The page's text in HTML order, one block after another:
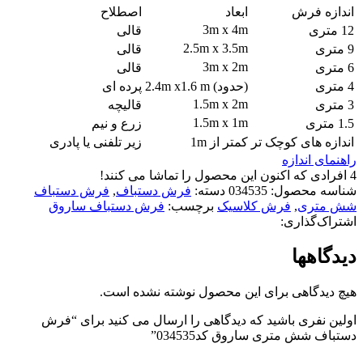
اندازه فرش ابعاد
اصطلاح
12 متری
3m x 4m
قالی
9 متری
2.5m x 3.5m
قالی
6 متری
3m x 2m
قالی
4 متری
(حدود) 2.4m x1.6 m
پرده ای
3 متری
1.5m x 2m
قالیچه
1.5 متری
1.5m x 1m
زرع و نیم
اندازه های کوچک تر کمتر از 1m
زیر تلفنی یا پادری
راهنمای اندازه
4 افرادی که اکنون این محصول را تماشا می کنند!
شناسه محصول: 034535 دسته: فرش دستباف, فرش دستباف
شش متری, فرش کلاسیک برچسب: فرش دستباف ساروق
اشتراک‌گذاری:
دیدگاهها
هیچ دیدگاهی برای این محصول نوشته نشده است.
اولین نفری باشید که دیدگاهی را ارسال می کنید برای “فرش
دستباف شش متری ساروق کد034535”